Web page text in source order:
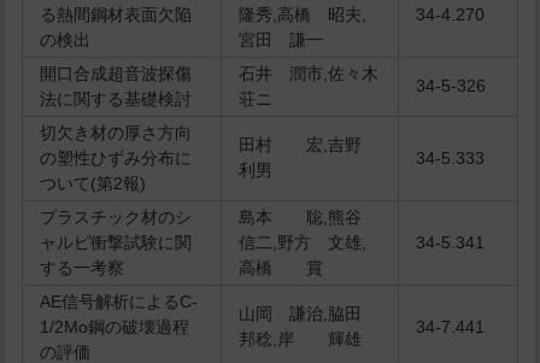
る熱間鋼材表面欠陥
の検出
隆秀,高橋 昭夫,
宮田 謙一
34-4.270
開口合成超音波探傷
法に関する基礎検討
石井 潤市,佐々木
荘ニ
34-5-326
切欠き材の厚さ方向
の塑性ひずみ分布に
ついて(第2報)
田村 宏,吉野
利男
34-5.333
プラスチック材のシ
ャルピ衝撃試験に関
する一考察
島本 聡,熊谷
信二,野方 文雄,
高橋 賞
34-5.341
AE信号解析によるC-
1/2Mo鋼の破壊過程
の評価
山岡 謙治,脇田
邦稔,岸 輝雄
34-7.441